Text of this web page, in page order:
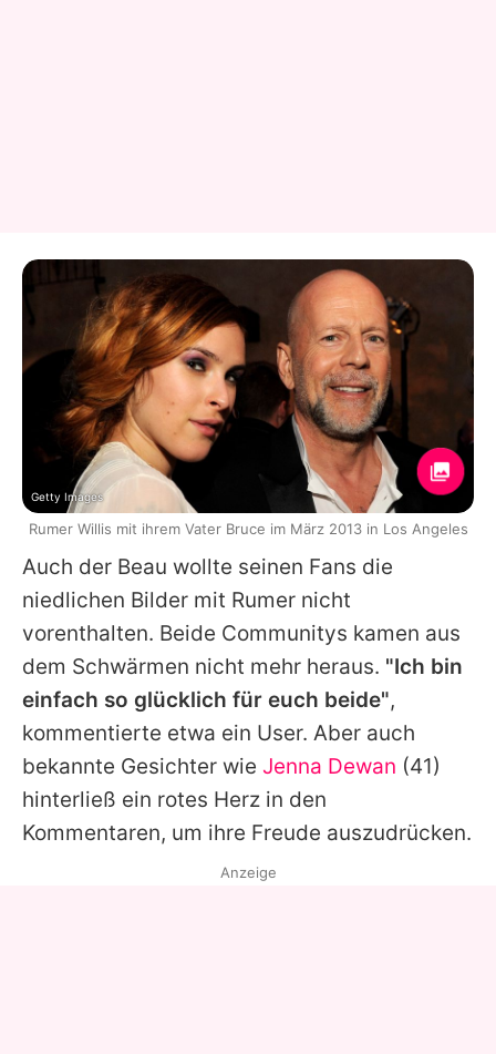
Auch der Beau wollte seinen Fans die
niedlichen Bilder mit Rumer nicht
vorenthalten. Beide Communitys kamen aus
dem Schwärmen nicht mehr heraus. "Ich bin
einfach so glücklich für euch beide",
kommentierte etwa ein User. Aber auch
bekannte Gesichter wie Jenna Dewan (41)
hinterließ ein rotes Herz in den
Kommentaren, um ihre Freude auszudrücken.
Getty Images
Rumer Willis mit ihrem Vater Bruce im März 2013 in Los Angeles
Anzeige